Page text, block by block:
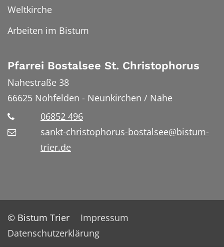
Weltkirche
Arbeiten im Bistum
Pfarrei Bostalsee St. Christophorus
Nahestraße 38
66625 Nohfelden - Neunkirchen / Nahe
06852 496
sankt-christophorus-bostalsee@bistum-
trier.de
© Bistum Trier
Impressum
Datenschutzerklärung